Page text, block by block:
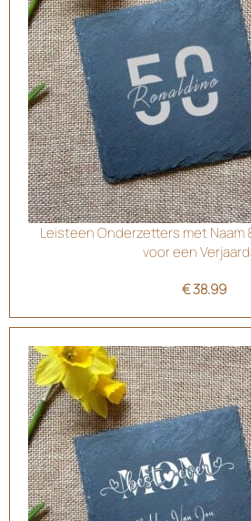
Leisteen Onderzetters met Naam
voor een
€38.99